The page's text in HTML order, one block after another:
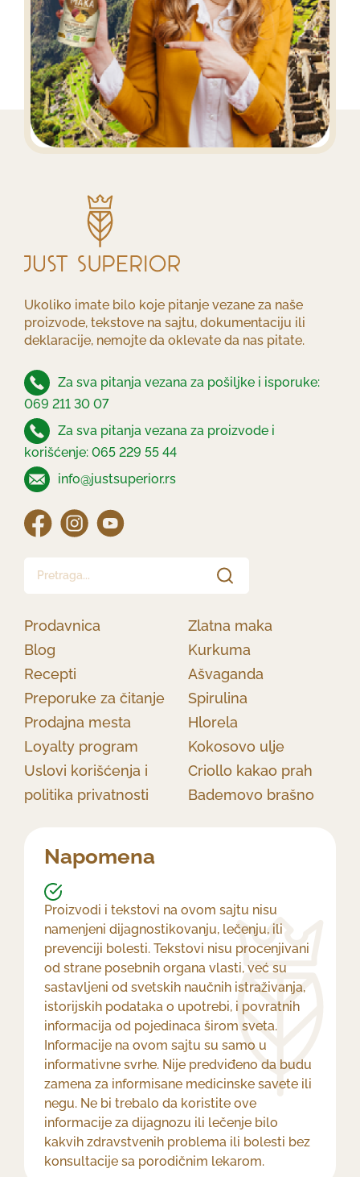
Ukoliko imate bilo koje pitanje vezane za naše
proizvode, tekstove na sajtu, dokumentaciju ili
deklaracije, nemojte da oklevate da nas pitate.
Za sva pitanja vezana za pošiljke i isporuke:
069 211 30 07
Za sva pitanja vezana za proizvode i
korišćenje: 065 229 55 44
info@justsuperior.rs
Pretraga...
Prodavnica
Blog
Recepti
Preporuke za čitanje
Prodajna mesta
Loyalty program
Uslovi korišćenja i
politika privatnosti
Zlatna maka
Kurkuma
Ašvaganda
Spirulina
Hlorela
Kokosovo ulje
Criollo kakao prah
Bademovo brašno
Napomena
Proizvodi i tekstovi na ovom sajtu nisu
namenjeni dijagnostikovanju, lečenju, ili
prevenciji bolesti. Tekstovi nisu procenjivani
od strane posebnih organa vlasti, već su
sastavljeni od svetskih naučnih istraživanja,
istorijskih podataka o upotrebi, i povratnih
informacija od pojedinaca širom sveta.
Informacije na ovom sajtu su samo u
informativne svrhe. Nije predviđeno da budu
zamena za informisane medicinske savete ili
negu. Ne bi trebalo da koristite ove
informacije za dijagnozu ili lečenje bilo
kakvih zdravstvenih problema ili bolesti bez
konsultacije sa porodičnim lekarom.